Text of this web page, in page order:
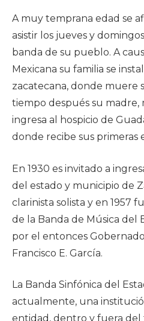
A muy temprana edad se
asistir los jueves y
banda de su pueblo. A
Mexicana su familia se
zacatecana, donde muere
tiempo después su
ingresa al hospicio de
donde recibe sus primeras
En 1930 es invitado a
del estado y municipio de
clarinista solista y en 1957
de la Banda de Música del
por el entonces
Francisco E. García.
La Banda Sinfónica del
actualmente, una
entidad, dentro y fuera del